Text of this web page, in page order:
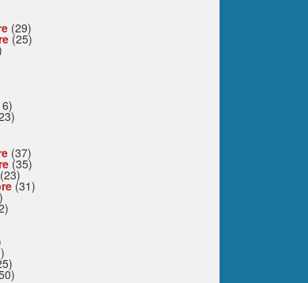
(29)
(25)
(37)
(35)
(23)
(31)